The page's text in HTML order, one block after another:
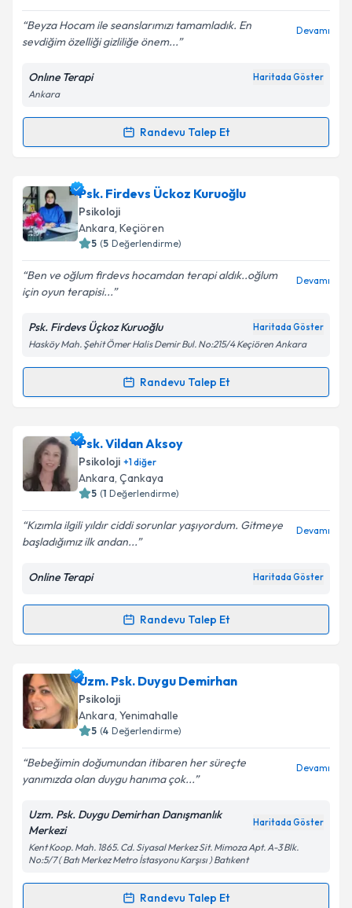
Kişisel verilerimin işlenmesine ilişkin
Aydınlatma
kapsamda işlenmesini kabul ediyorum.
Beyza Hocam ile seanslarımızı tamamladık. En
sevdiğim özelliği gizliliğe önem...
Devamı
Onlıne Terapi Haritada Göster
Ankara
Randevu Talep Et
Randevu Takvimi Talebi
Psk. Beyza Doğan için randevu takvimi talebi
oluşturun. Size bu uzmandan randevu almanız için bir
takvim hazırlandığında e-posta ile bilgilendireceğiz.
Kişisel verilerimin işlenmesine ilişkin
Aydınlatma
Metni'ni okudum ve kişisel verilerimin belirtilen
kapsamda işlenmesini kabul ediyorum.
Psk. Firdevs Ückoz Kuruoğlu
Psikoloji
Ankara, Keçiören
5 (5 Değerlendirme)
Ben ve oğlum firdevs hocamdan terapi aldık..oğlum
için oyun terapisi...
Devamı
Psk. Firdevs Üçkoz Kuruoğlu Haritada Göster
Hasköy Mah. Şehit Ömer Halis Demir Bul. No:215/4 Keçiören Ankara
Randevu Talep Et
Randevu Takvimi Talebi
Psk. Firdevs Ückoz Kuruoğlu
talebi oluşturun. Size bu uzmandan randevu almanız
için bir takvim hazırlandığında e-posta ile
bilgilendireceğiz.
E-posta Adresiniz
'ni okudum ve kişisel verilerimin belirtilen
kapsamda işlenmesini kabul ediyorum.
Takvim Talebini Gönder
Psk. Vildan Aksoy
Psikoloji +1diğer
Ankara, Çankaya
5 (1 Değerlendirme)
Kızımla ilgili yıldır ciddi sorunlar yaşıyordum. Gitmeye
başladığımız ilk andan...
Devamı
Online Terapi Haritada Göster
Randevu Talep Et
Randevu Takvimi Talebi
Psk. Vildan Aksoyiçin randevu takvimi talebi
oluşturun. Size bu uzmandan randevu almanız için bir
takvim hazırlandığında e-posta ile bilgilendireceğiz.
Kişisel verilerimin işlenmesine ilişkin
Aydınlatma
kapsamda işlenmesini kabul ediyorum.
Takvim Talebini Gönder
Uzm. Psk. Duygu Demirhan
Psikoloji
Ankara, Yenimahalle
5 (4 Değerlendirme)
Bebeğimin doğumundan itibaren her süreçte
yanımızda olan duygu hanıma çok...
Devamı
Uzm. Psk. Duygu Demirhan Danışmanlık
Merkezi
Haritada Göster
Kent Koop. Mah. 1865. Cd. Siyasal Merkez Sit. Mimoza Apt. A-3 Blk.
No:5/7 ( Batı Merkez Metro İstasyonu Karşısı ) Batıkent
Randevu Talep Et